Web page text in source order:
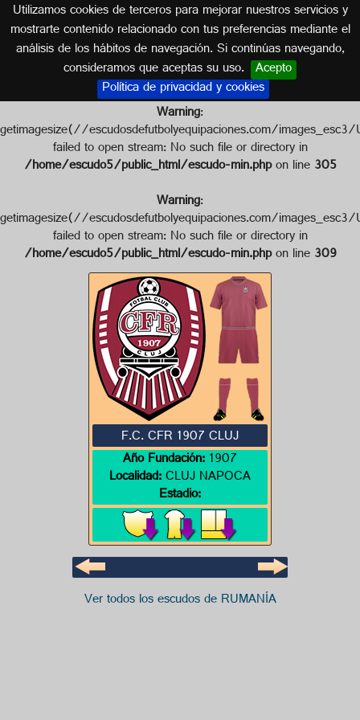
Utilizamos cookies de terceros para mejorar nuestros servicios y
mostrarte contenido relacionado con tus preferencias mediante el
análisis de los hábitos de navegación. Si continúas navegando,
consideramos que aceptas su uso. Acepto
Política de privacidad y cookies
Escudo de F.C. CFR 1907 CLUJ
RUMANÍA
Warning:
getimagesize(//escudosdefutbolyequipaciones.com/
failed to open stream: No such file or directory in
/home/escudo5/public_html/escudo-min.phpon line305
Warning:
getimagesize(//escudosdefutbolyequipaciones.com/
failed to open stream: No such file or directory in
/home/escudo5/public_html/escudo-min.phpon line309
F.C. CFR 1907 CLUJ
Año Fundación:1907
Localidad:CLUJ NAPOCA
Estadio:
Ver todos los escudos de RUMANÍA